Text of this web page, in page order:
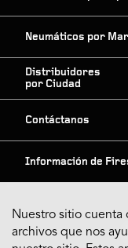
Neumáticos por
Distribuidores
por Ciudad
Contáctanos
Información de
Nuestro sitio
archivos que nos